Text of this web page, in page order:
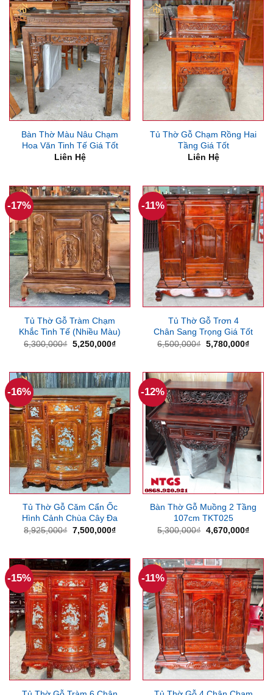
6,400,000₫.
Bàn Thờ Màu Nâu Chạm
Hoa Văn Tinh Tế Giá Tốt
Liên Hệ
Tủ Thờ Gỗ Chạm Rồng Hai
Tầng Giá Tốt
Liên Hệ
-17%
Tủ Thờ Gỗ Tràm Chạm
Khắc Tinh Tế (Nhiều Màu)
6,300,000₫ Giá
gốc
5,250,000₫Giá
5,250,000₫.
-11%
Tủ Thờ Gỗ Trơn 4
Chân Sang Trọng Giá Tốt
6,500,000₫ Giá
gốc
5,780,000₫Giá
-16%
Tủ Thờ Gỗ Căm Cẩn Ốc
Hình Cảnh Chùa Cây Đa
8,925,000₫ Giá
7,500,000₫Giá
7,500,000₫.
-12%
Bàn Thờ Gỗ Muồng 2 Tầng
107cm TKT025
5,300,000₫ Giá
4,670,000₫Giá
-15% -11%